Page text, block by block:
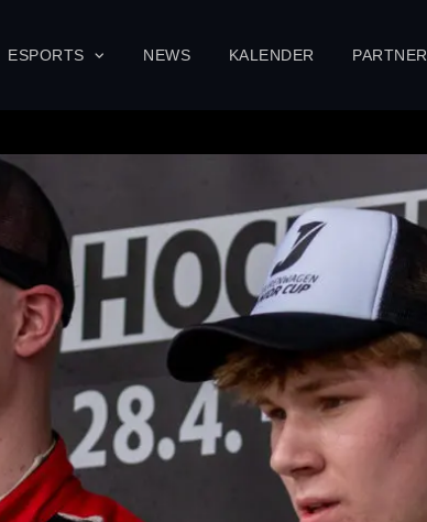
ESPORTS NEWS KALENDER PARTNER